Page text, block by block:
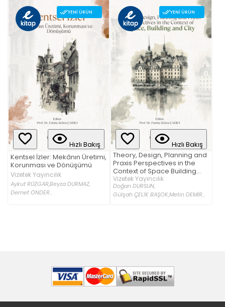
YENI ÜRÜN
Hızlı Bakış
Kentsel İzler: Mekânın Üretimi,
Korunması ve Dönüşümü
Vizetek Yayıncılık
Aykut RÜZGAR,Beyza DURMAZ,
Demet ÖNDER...
YENI ÜRÜN
Hızlı Bakış
Theory, Design, Planning and
Praxis Perspectives in the
Context of Space Building
and City
Vizetek Yayıncılık
Doğan DURSUN,
Gülşah ÇELİK BAŞOK,Metin DEMİR...